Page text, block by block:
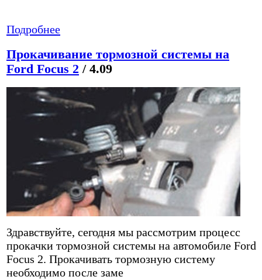
Подробнее
Прокачивание тормозной системы на
Ford Focus 2 / 4.09
Здравствуйте, сегодня мы рассмотрим процесс
прокачки тормозной системы на автомобиле Ford
Focus 2. Прокачивать тормозную систему
необходимо после заме